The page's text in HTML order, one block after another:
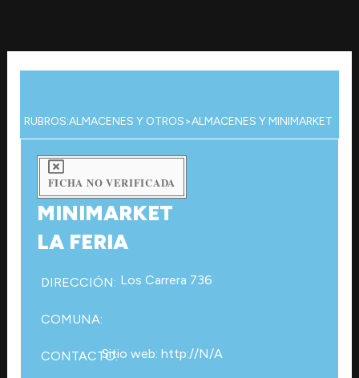
contenido
RUBROS:ALMACENES Y OTROS>ALMACENES Y MINIMARKET
FICHA NO VERIFICADA
MINIMARKET
LA FERIA
DIRECCIÓN: Los Carrera 736
COMUNA:
CONTACTO:Sitio web: http://N/A